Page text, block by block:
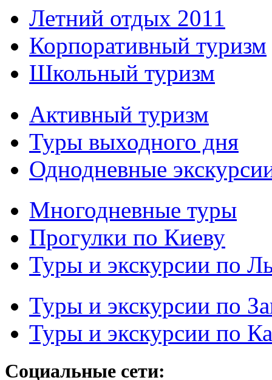
Летний отдых 2011
Корпоративный туризм
Школьный туризм
Активный туризм
Туры выходного дня
Однодневные
Многодневные туры
Прогулки по Киеву
Туры и экскурсии по
Туры и экскурсии по
Туры и экскурсии по
Социальные сети: